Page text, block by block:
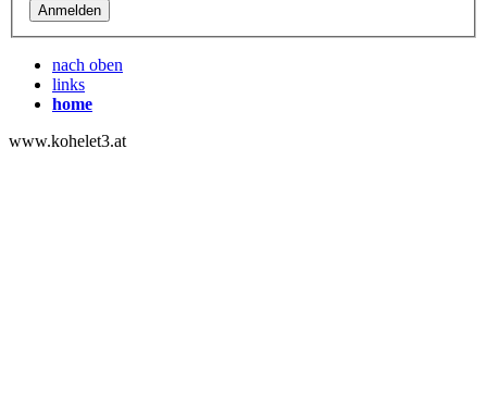
nach oben
links
home
www.kohelet3.at